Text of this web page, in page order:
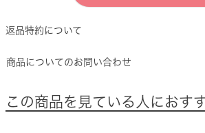
返品特約について
商品についてのお問い合わせ
この商品を見ている人におす